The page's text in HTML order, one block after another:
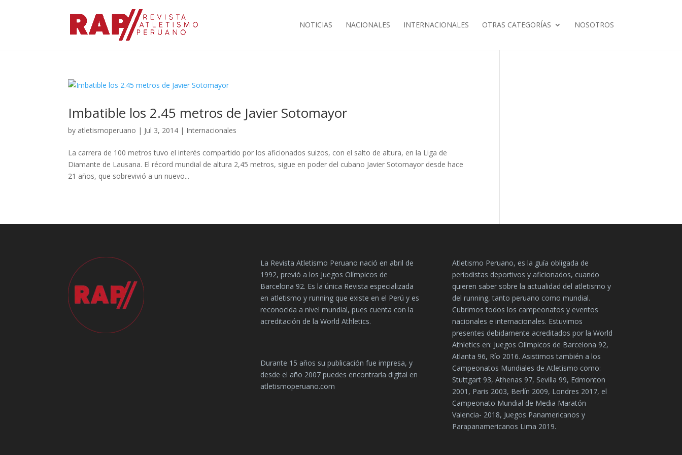
NOTICIAS NACIONALES INTERNACIONALES OTRAS CATEGORÍAS NOSOTROS
Imbatible los 2.45 metros de Javier Sotomayor
by atletismoperuano | Jul 3, 2014 | Internacionales
La carrera de 100 metros tuvo el interés compartido por los aficionados suizos, con el salto de altura, en la Liga de
Diamante de Lausana. El récord mundial de altura 2,45 metros, sigue en poder del cubano Javier Sotomayor desde hace
21 años, que sobrevivió a un nuevo...
La Revista Atletismo Peruano nació en abril de
1992, previó a los Juegos Olímpicos de
Barcelona 92. Es la única Revista especializada
en atletismo y running que existe en el Perú y es
reconocida a nivel mundial, pues cuenta con la
acreditación de la World Athletics.
Durante 15 años su publicación fue impresa, y
desde el año 2007 puedes encontrarla digital en
atletismoperuano.com
Atletismo Peruano, es la guía obligada de
periodistas deportivos y aficionados, cuando
quieren saber sobre la actualidad del atletismo y
del running, tanto peruano como mundial.
Cubrimos todos los campeonatos y eventos
nacionales e internacionales. Estuvimos
presentes debidamente acreditados por la World
Athletics en: Juegos Olímpicos de Barcelona 92,
Atlanta 96, Río 2016. Asistimos también a los
Campeonatos Mundiales de Atletismo como:
Stuttgart 93, Athenas 97, Sevilla 99, Edmonton
2001, Paris 2003, Berlín 2009, Londres 2017, el
Campeonato Mundial de Media Maratón
Valencia- 2018, Juegos Panamericanos y
Parapanamericanos Lima 2019.